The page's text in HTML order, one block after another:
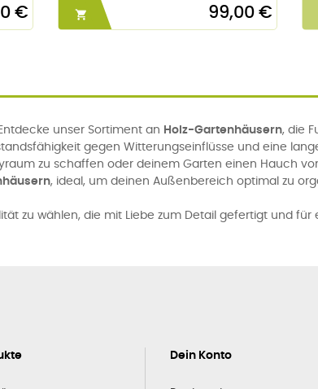
€  99,00 €
unser Sortiment an Holz-Gartenhäusern, die
gegen Witterungseinflüsse und eine
zu schaffen oder deinem Garten einen Hauch
, ideal, um deinen Außenbereich optimal zu
zu wählen, die mit Liebe zum Detail gefertigt und für
Dein Konto